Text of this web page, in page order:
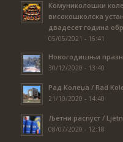
Комуниколошки
високошколска
двадесет година
05/05/2021 - 16:41
Новогодишњи
30/12/2020 - 13:40
Рад Колеџа / Rad
21/10/2020 - 14:40
Љетни распуст /
08/07/2020 - 12:18